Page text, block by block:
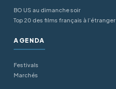
BO US au dimanche soir
Top 20 des films français à l’étranger
AGENDA
Festivals
Marchés